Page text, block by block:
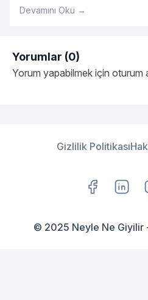
da ele alan markalar önemlidir.
Devamını Oku →
Yorumlar (0)
Yorum yapabilmek için oturum
Gizlilik Politikası
© 2025 Neyle Ne Giyilir -